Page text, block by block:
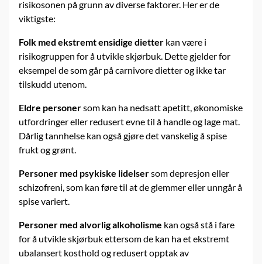
risikosonen på grunn av diverse faktorer. Her er de
viktigste:
Folk med ekstremt ensidige dietter kan være i
risikogruppen for å utvikle skjørbuk. Dette gjelder for
eksempel de som går på carnivore dietter og ikke tar
tilskudd utenom.
Eldre personersom kan ha nedsatt apetitt, økonomiske
utfordringer eller redusert evne til å handle og lage mat.
Dårlig tannhelse kan også gjøre det vanskelig å spise
frukt og grønt.
Personer med psykiske lidelsersom depresjon eller
schizofreni, som kan føre til at de glemmer eller unngår å
spise variert.
Personer med alvorlig alkoholisme kan også stå i fare
for å utvikle skjørbuk ettersom de kan ha et ekstremt
ubalansert kosthold og redusert opptak av